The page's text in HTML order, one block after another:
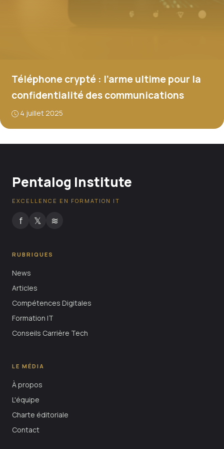
Téléphone crypté : l’arme ultime pour la
confidentialité des communications
4 juillet 2025
Pentalog Institute
EXCELLENCE EN FORMATION IT
f 𝕏 ≋
RUBRIQUES
News
Articles
Compétences Digitales
Formation IT
Conseils Carrière Tech
LE MÉDIA
À propos
L'équipe
Charte éditoriale
Contact